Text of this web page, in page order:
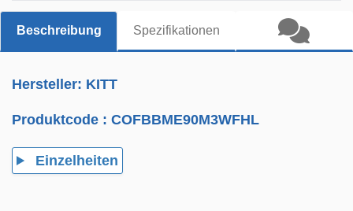
Beschreibung Spezifikationen
Hersteller: KITT
Produktcode :COFBBME90M3WFHL
Einzelheiten